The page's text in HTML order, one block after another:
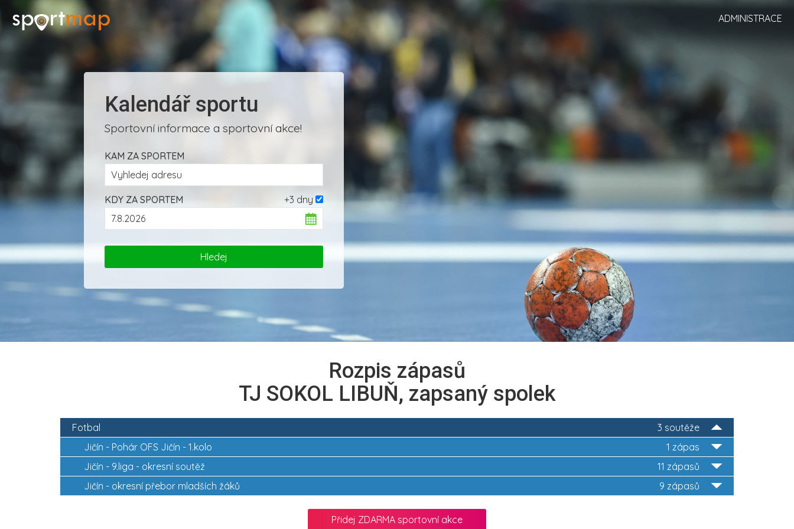
ADMINISTRACE
Kalendář sportu
Sportovní informace a sportovní akce!
KAM ZA SPORTEM
+3 dny
KDY ZA SPORTEM
Rozpis zápasů
TJ SOKOL LIBUŇ, zapsaný spolek
3 soutěže
Fotbal
1 zápas
Jičín - Pohár OFS Jičín - 1.kolo
11 zápasů
Jičín - 9.liga - okresní soutěž
9 zápasů
Jičín - okresní přebor mladších žáků
Přidej ZDARMA sportovní akce